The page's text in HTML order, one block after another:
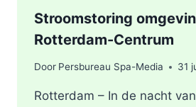
Stroomstoring
Rotterdam-Centrum
Door Persbureau Spa-Media 31
Rotterdam – In de nacht